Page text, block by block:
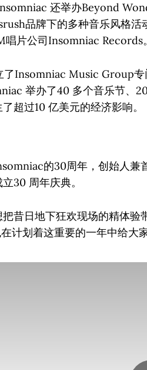
还举办Beyond
品牌下的多种音乐风格
唱片公司Insomniac Records。
了Insomniac Music Group
举办了40 多个音乐节、
超过10 亿美元的经济影响。
的30周年，创始人兼
30 周年庆典。
昔日地下狂欢现场的精体
计划着这重要的一年中给大